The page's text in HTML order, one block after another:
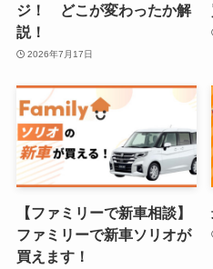
ジ！ どこが変わったか解
説！
2026年7月17日
【ファミリーで新車相談】
ファミリーで新車ソリオが
買えます！